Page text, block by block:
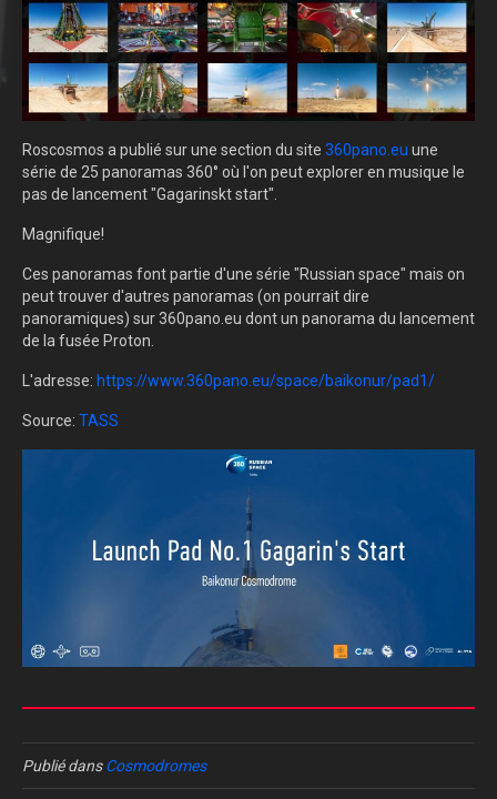
Roscosmos a publié sur une section du site 360pano.eu une
série de 25 panoramas 360° où l'on peut explorer en musique le
pas de lancement "Gagarinskt start".
Magnifique!
Ces panoramas font partie d'une série "Russian space" mais on
peut trouver d'autres panoramas (on pourrait dire
panoramiques) sur 360pano.eu dont un panorama du lancement
de la fusée Proton.
L'adresse: https://www.360pano.eu/space/baikonur/pad1/
Source: TASS
Publié dansCosmodromes